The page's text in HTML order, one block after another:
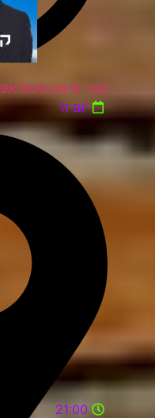
קובי מימון סטנדאפ
יום ה'
21:00